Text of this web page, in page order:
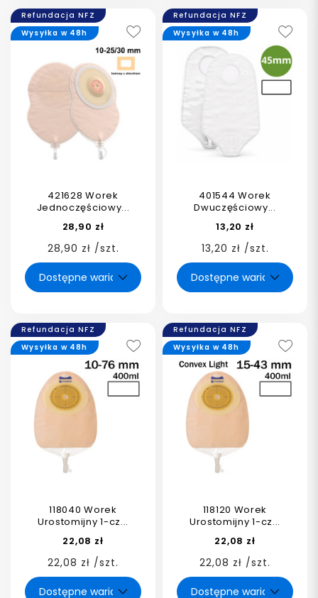
Refundacja NFZ
421628 Worek
Jednoczęściowy...
28,90 zł
28,90 zł /szt.
Wysyłka w 48h
Refundacja NFZ
401544 Worek
Dwuczęściowy...
13,20 zł
13,20 zł /szt.
Wysyłka w 48h
Refundacja NFZ
118040 Worek
Urostomijny 1-cz...
22,08 zł
22,08 zł /szt.
Wysyłka w 48h
Refundacja NFZ
118120 Worek
Urostomijny 1-cz...
22,08 zł
22,08 zł /szt.
Wysyłka w 48h